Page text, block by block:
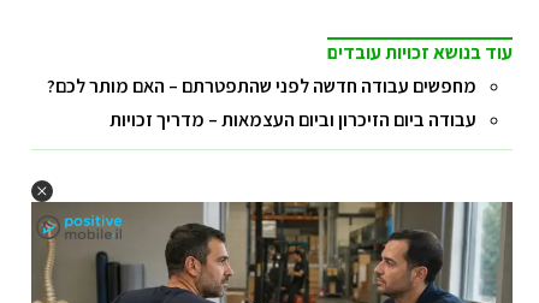
עוד בנושא זכויות עובדים
מחפשים עבודה חדשה לפני שהתפטרתם – האם מותר לכם?
עבודה ביום הזיכרון וביום העצמאות – מדריך זכויות